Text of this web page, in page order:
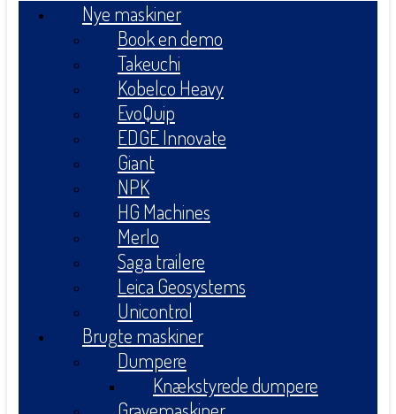
Nye maskiner
Book en demo
Takeuchi
Kobelco Heavy
EvoQuip
EDGE Innovate
Giant
NPK
HG Machines
Merlo
Saga trailere
Leica Geosystems
Unicontrol
Brugte maskiner
Dumpere
Knækstyrede dumpere